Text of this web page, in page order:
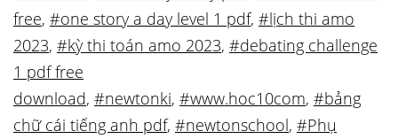
free, #one story a day level 1 pdf, #lịch thi amo
2023, #kỳ thi toán amo 2023, #debating challenge
1 pdf free
download, #newtonki, #www.hoc10com, #bảng
chữ cái tiếng anh pdf, #newtonschool, #Phụ